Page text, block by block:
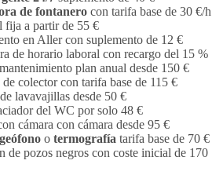
de fontanero con tarifa base de 30 €/h
fija a partir de 55 €
en Aller con suplemento de 12 €
de horario laboral con recargo del 15 %
plan anual desde 150 €
colector con tarifa base de 115 €
lavavajillas desde 50 €
del WC por solo 48 €
cámara con cámara desde 95 €
geófono o termografía tarifa base de 70 €
de pozos negros con coste inicial de 170